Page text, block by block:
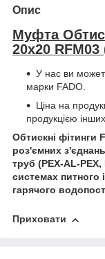
Опис
Муфта
20х20
У нас ви
марки FADO.
Ціна на
продукцією
Обтискні фітинги
роз'ємних
труб (PEX-AL-PEX,
системах питного
гарячого
Приховати